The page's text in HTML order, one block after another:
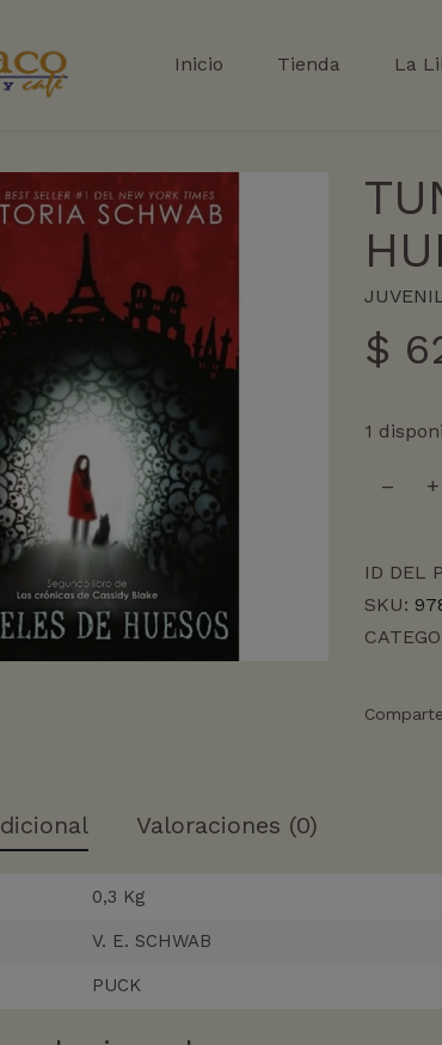
Inicio Tienda La
$
1
DE
cantidad
ID DEL
SKU:
Valoraciones (0)
0,3 Kg
V. E. SCHWAB
PUCK